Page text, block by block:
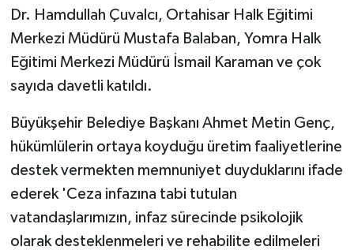
Dr. Hamdullah Çuvalcı, Ortahisar Halk Eğitimi
Merkezi Müdürü Mustafa Balaban, Yomra Halk
Eğitimi Merkezi Müdürü İsmail Karaman ve çok
sayıda davetli katıldı.
Büyükşehir Belediye Başkanı Ahmet Metin Genç,
hükümlülerin ortaya koyduğu üretim faaliyetlerine
destek vermekten memnuniyet duyduklarını ifade
ederek 'Ceza infazına tabi tutulan
vatandaşlarımızın, infaz sürecinde psikolojik
olarak desteklenmeleri ve rehabilite edilmeleri